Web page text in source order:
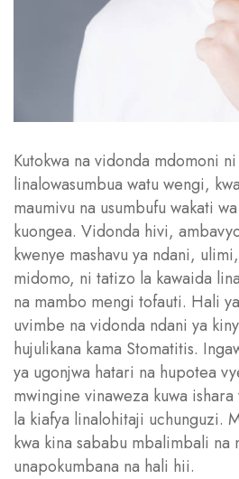
Kutokwa na vidonda mdomoni
linalowasumbua watu wengi,
maumivu na usumbufu wakati
kuongea. Vidonda hivi,
kwenye mashavu ya ndani,
midomo, ni tatizo la kawaida
na mambo mengi tofauti. Hali
uvimbe na vidonda ndani ya
hujulikana kama Stomatitis.
ya ugonjwa hatari na hupotea
mwingine vinaweza kuwa
la kiafya linalohitaji uchunguzi.
kwa kina sababu mbalimbali na
unapokumbana na hali hii.